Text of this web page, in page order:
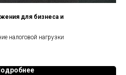
для бизнеса и
налоговой нагрузки